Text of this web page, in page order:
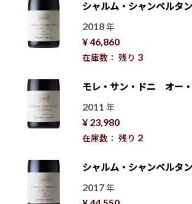
シャルム・シャンベルタン
2018年
¥ 46,860
在庫数： 残り 3
モレ・サン・ドニ オー
2011 年
¥ 23,980
在庫数： 残り 2
シャルム・シャンベルタン
2017年